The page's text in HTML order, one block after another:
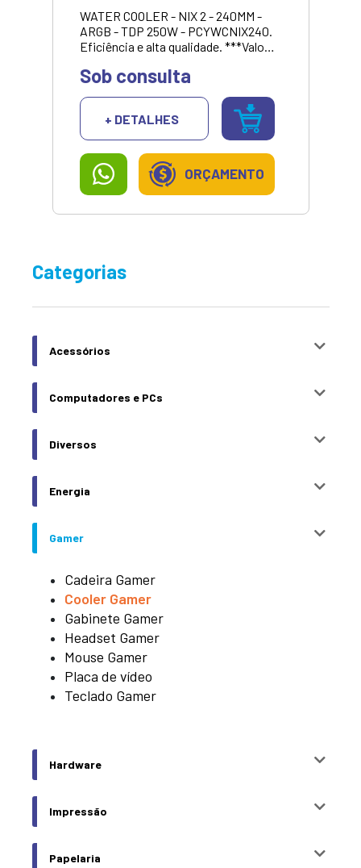
Categorias
Acessórios
Computadores e PCs
Diversos
Energia
Gamer
Cadeira Gamer
Cooler Gamer
Gabinete Gamer
Headset Gamer
Mouse Gamer
Placa de vídeo
Teclado Gamer
Hardware
Impressão
Papelaria
WATER COOLER - NIX 2 - 240MM -
ARGB - TDP 250W - PCYWCNIX240.
Eficiência e alta qualidade. ***Valor
Consulte valores para outras formas
Sob consulta
+ DETALHES
ORÇAMENTO